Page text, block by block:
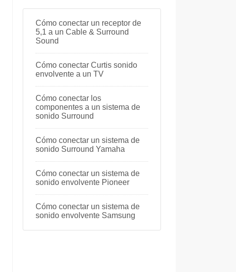
Cómo conectar un receptor de
5,1 a un Cable & Surround
Sound
Cómo conectar Curtis sonido
envolvente a un TV
Cómo conectar los
componentes a un sistema de
sonido Surround
Cómo conectar un sistema de
sonido Surround Yamaha
Cómo conectar un sistema de
sonido envolvente Pioneer
Cómo conectar un sistema de
sonido envolvente Samsung